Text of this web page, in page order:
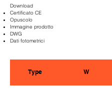
Download
Certificato CE
Opuscolo
Immagine prodotto
DWG
Dati fotometrici
Type W